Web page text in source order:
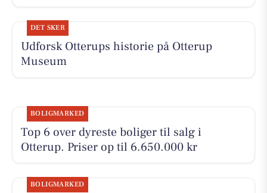
DET SKER
Udforsk Otterups historie på Otterup
Museum
BOLIGMARKED
Top 6 over dyreste boliger til salg i
Otterup. Priser op til 6.650.000 kr
BOLIGMARKED